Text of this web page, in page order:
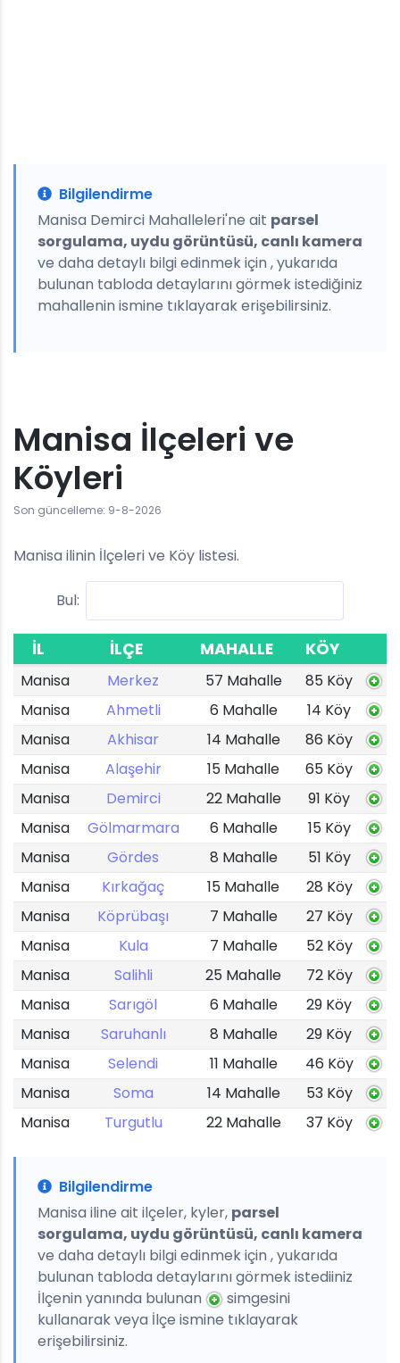
Bilgilendirme
Manisa Demirci Mahalleleri'ne ait parsel
sorgulama, uydu görüntüsü, canlı kamera
ve daha detaylı bilgi edinmek için , yukarıda
bulunan tabloda detaylarını görmek istediğiniz
mahallenin ismine tıklayarak erişebilirsiniz.
Manisa İlçeleri ve
Köyleri
Son güncelleme: 9-8-2026
Manisa ilinin İlçeleri ve Köy listesi.
Bul:
İL İLÇE MAHALLE KÖY
Manisa Merkez 57 Mahalle
85 Köy
Manisa
Ahmetli 6 Mahalle
14 Köy
Manisa
Akhisar 14 Mahalle
86 Köy
Manisa
Alaşehir 15 Mahalle
65 Köy
Manisa
Demirci 22 Mahalle
91 Köy
Manisa
Gölmarmara 6 Mahalle
15 Köy
Manisa
Gördes 8 Mahalle
51 Köy
Manisa
Kırkağaç 15 Mahalle
28 Köy
Manisa
Köprübaşı 7 Mahalle
27 Köy
Manisa
Kula 7 Mahalle
52 Köy
Manisa
Salihli 25 Mahalle
72 Köy
Manisa
Sarıgöl 6 Mahalle
29 Köy
Manisa
Saruhanlı 8 Mahalle
29 Köy
Manisa
Selendi 11 Mahalle
46 Köy
Manisa
Soma 14 Mahalle
53 Köy
Manisa
Turgutlu 22 Mahalle 37 Köy
Bilgilendirme
Manisa iline ait ilçeler, kyler, parsel
sorgulama, uydu görüntüsü, canlı kamera
ve daha detaylı bilgi edinmek için , yukarıda
bulunan tabloda detaylarını görmek istediiniz
İlçenin yanında bulunan
simgesini
kullanarak veya İlçe ismine tıklayarak
erişebilirsiniz.